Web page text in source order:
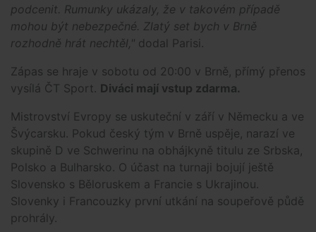
podcenit. Rumunky ukázaly, že v takovém případě
mohou být nebezpečné. Zlatý set bych v Brně
rozhodně hrát nechtěl," dodal Parisi.
Zápas se hraje v sobotu od 20:00 v Brně, přímý přenos
vysílá ČT Sport. Diváci mají vstup zdarma.
Mistrovství Evropy se uskuteční v září v Německu a ve
Švýcarsku. Pokud český tým v Brně uspěje, narazí ve
skupině D ve Schwerinu na obhájkyně titulu ze Srbska,
Polsko a Bulharsko. O účast na turnaji bojují ještě
Slovensko s Běloruskem a Francie s Ukrajinou.
Slovenky i Francouzky první utkání na soupeřově půdě
prohrály.